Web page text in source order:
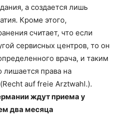
а создается лишь
Кроме этого,
считает, что если
сервисных центров, то он
врача, и таким
лишается права на
auf freie Arztwahl.).
ждут приема у
два месяца